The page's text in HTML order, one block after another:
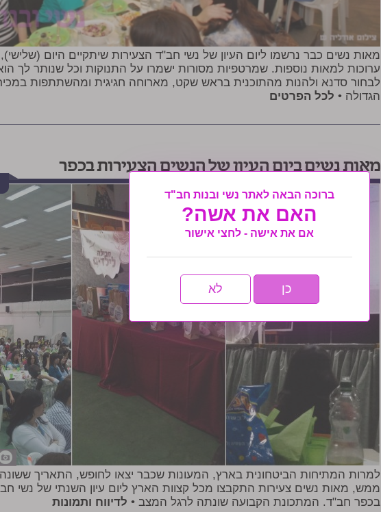
מאות נשים כבר נרשמו ליום העיון של נשי חב"ד הצעירות שיתקיים היום
ערוכות למאות נוספות. שמרטפיות מסורות ישמרו על התנוקות וכל שנותר לך
לבחור סדנא ולהנות מהתוכנית בראש שקט, מארוחה חגיגית ומהשתתפות
הגדולה • לכל הפרטים
מאות נשים ביום העיון של הנשים הצעירות בכפר
למרות המתיחות הביטחונית בארץ, המעונות שכבר יצאו לחופש, התאריך
ממש, מאות נשים צעירות התקבצו מכל קצוות הארץ ליום עיון השנתי של נשי
בכפר חב"ד. המתכונת הקבועה שונתה לרגל המצב • לדיווח ותמונות
ברוכה הבאה לאתר נשי ובנות חב"ד
האם את אשה?
אם את אישה - לחצי אישור
כן לא